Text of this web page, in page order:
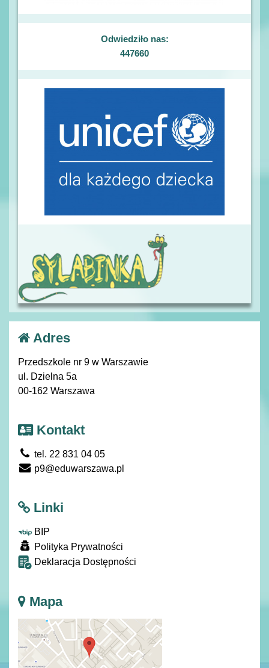
Odwiedziło nas:
447660
Adres
Przedszkole nr 9 w Warszawie
ul. Dzielna 5a
00-162 Warszawa
Kontakt
tel. 22 831 04 05
p9@eduwarszawa.pl
Linki
BIP
Polityka Prywatności
Deklaracja Dostępności
Mapa